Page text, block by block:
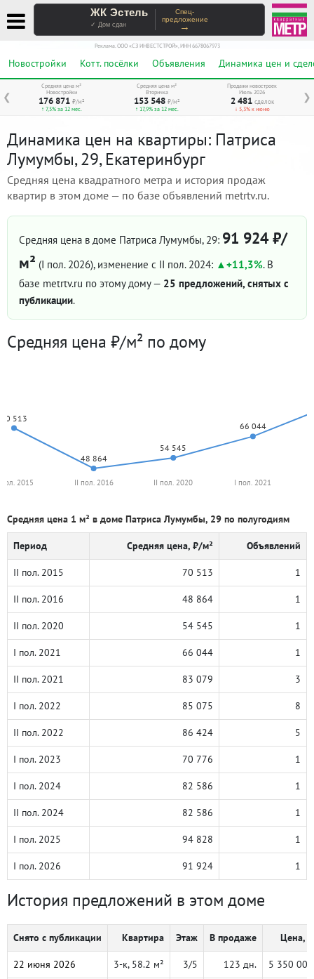
ЖК Эстель
✓ Дом сдан
Спец-
предложение
→
Реклама. ООО «СЗ ИНВЕСТСТРОЙ», ИНН 6678067973
Новостройки Котт. посёлки Объявления Динамика цен и
❮ ❯
Средняя цена м²
Новостройки
176 871 ₽/м²
↑ 7,5% за 12 мес.
Средняя цена м²
Вторичка
153 548 ₽/м²
↑ 17,9% за 12 мес.
Продажи новостроек
Июль 2026
2 481 сделок
↓ 5,3% к июню
Динамика цен на квартиры: Патриса
Лумумбы, 29, Екатеринбург
Средняя цена квадратного метра и история продаж
квартир в этом доме — по базе объявлений metrtv.ru.
Средняя цена в доме Патриса Лумумбы, 29: 91 924 ₽/
м² (I пол. 2026), изменение с II пол. 2024: +11,3%. В
базе metrtv.ru по этому дому — 25 предложений, снятых с
публикации.
Средняя цена ₽/м² по дому
70 513
48 864
54 545
66 044
2015 II пол. 2016 II пол. 2020 I пол. 2021
Средняя цена 1 м² в доме Патриса Лумумбы, 29 по полугодиям
Период Средняя цена, ₽/м² Объявлений
II пол. 2015 70 513 1
II пол. 2016 48 864 1
II пол. 2020 54 545 1
I пол. 2021 66 044 1
II пол. 2021 83 079 3
I пол. 2022 85 075 8
II пол. 2022 86 424 5
I пол. 2023 70 776 1
I пол. 2024 82 586 1
II пол. 2024 82 586 1
I пол. 2025 94 828 1
I пол. 2026 91 924 1
История предложений в этом доме
Снято с публикации Квартира Этаж В продаже Цена, ₽
22 июня 2026 3-к, 58.2 м² 3/5 123 дн. 5 350 000